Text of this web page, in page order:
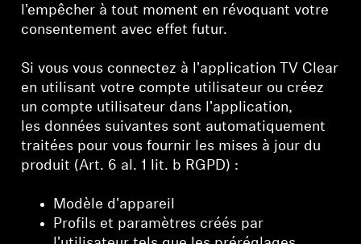
l'empêcher à tout moment en révoquant votre
consentement avec effet futur.
Si vous vous connectez à l'application TV Clear
en utilisant votre compte utilisateur ou créez
un compte utilisateur dans l'application,
les données suivantes sont automatiquement
traitées pour vous fournir les mises à jour du
produit (Art. 6 al. 1 lit. b RGPD) :
Modèle d'appareil
Profils et paramètres créés par